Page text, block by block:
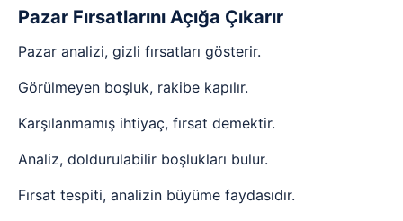
Pazar Fırsatlarını Açığa Çıkarır
Pazar analizi, gizli fırsatları gösterir.
Görülmeyen boşluk, rakibe kapılır.
Karşılanmamış ihtiyaç, fırsat demektir.
Analiz, doldurulabilir boşlukları bulur.
Fırsat tespiti, analizin büyüme faydasıdır.